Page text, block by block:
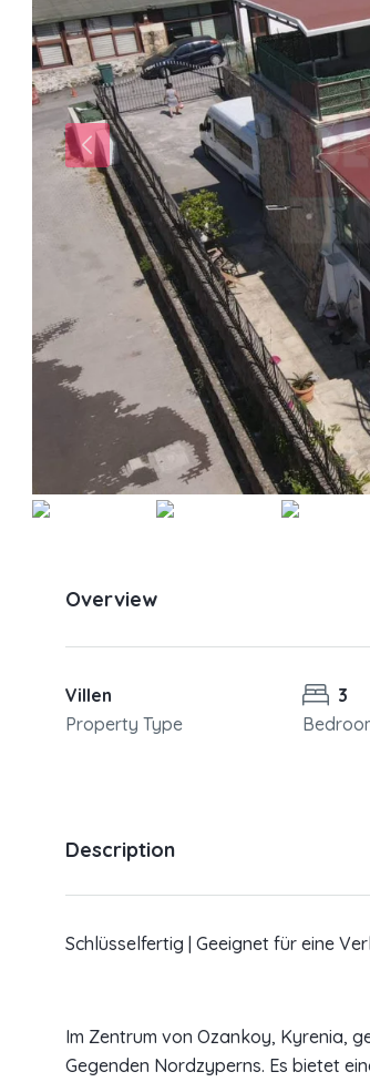
Overview
Villen
Property Type
3
Description
Schlüsselfertig | Geeignet für eine
Im Zentrum von Ozankoy, Kyrenia,
Gegenden Nordzyperns. Es bietet